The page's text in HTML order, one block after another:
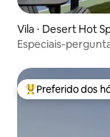
Vila ⋅ Desert Hot
Especiais-
Entre os
Preferido dos